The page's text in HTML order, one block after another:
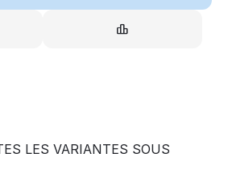
LES VARIANTES SOUS